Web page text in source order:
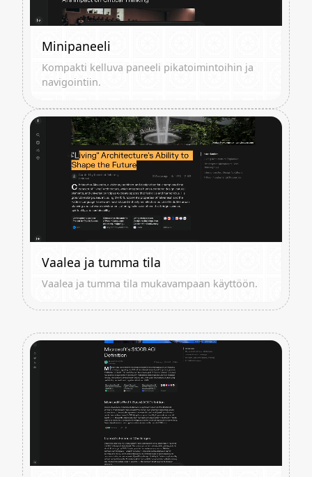
Minipaneeli
Kompakti kelluva paneeli pikatoimintoihin ja
navigointiin.
Vaalea ja tumma tila
Vaalea ja tumma tila mukavampaan käyttöön.